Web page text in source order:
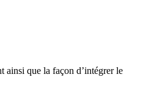
ainsi que la façon d’intégrer le